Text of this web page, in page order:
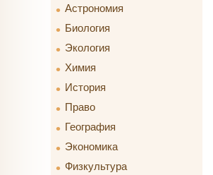
Астрономия
Биология
Экология
Химия
История
Право
География
Экономика
Физкультура